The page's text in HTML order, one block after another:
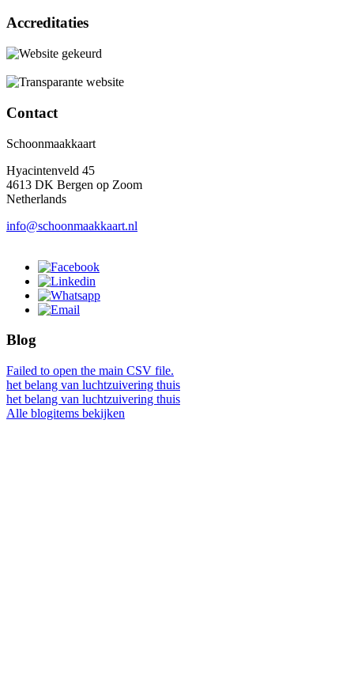
Accreditaties
Contact
Schoonmaakkaart
Hyacintenveld 45
4613 DK Bergen op Zoom
Netherlands
info@schoonmaakkaart.nl
Blog
Failed to open the main CSV file.
het belang van luchtzuivering thuis
het belang van luchtzuivering thuis
Alle blogitems bekijken